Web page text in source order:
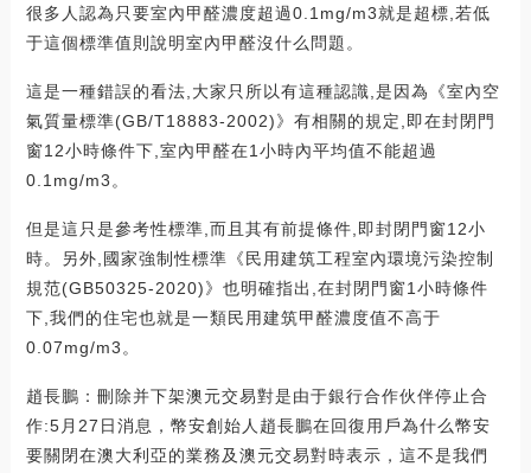
很多人認為只要室內甲醛濃度超過0.1mg/m3就是超標,若低
于這個標準值則說明室內甲醛沒什么問題。
這是一種錯誤的看法,大家只所以有這種認識,是因為《室內空
氣質量標準(GB/T18883-2002)》有相關的規定,即在封閉門
窗12小時條件下,室內甲醛在1小時內平均值不能超過
0.1mg/m3。
但是這只是參考性標準,而且其有前提條件,即封閉門窗12小
時。另外,國家強制性標準《民用建筑工程室內環境污染控制
規范(GB50325-2020)》也明確指出,在封閉門窗1小時條件
下,我們的住宅也就是一類民用建筑甲醛濃度值不高于
0.07mg/m3。
趙長鵬：刪除并下架澳元交易對是由于銀行合作伙伴停止合
作:5月27日消息，幣安創始人趙長鵬在回復用戶為什么幣安
要關閉在澳大利亞的業務及澳元交易對時表示，這不是我們